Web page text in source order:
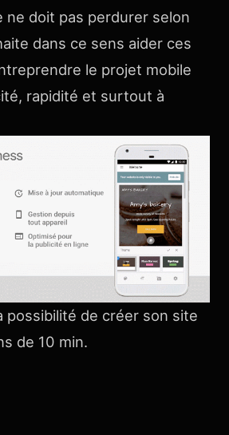
ne doit pas perdurer selon
dans ce sens aider ces
le projet mobile
rapidité et surtout à
possibilité de créer son site
de 10 min.